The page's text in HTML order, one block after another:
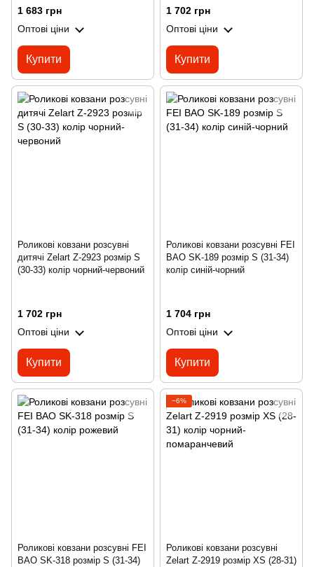
1 683 грн
Оптові ціни
Купити
1 702 грн
Оптові ціни
Купити
Роликові ковзани розсувні
дитячі Zelart Z-2923 розмір S
(30-33) колір чорний-червоний
1 702 грн
Оптові ціни
Купити
Роликові ковзани розсувні FEI
BAO SK-189 розмір S (31-34)
колір синій-чорний
1 704 грн
Оптові ціни
Купити
Роликові ковзани розсувні FEI
BAO SK-318 розмір S (31-34)
−6%
Роликові ковзани розсувні
Zelart Z-2919 розмір XS (28-31)